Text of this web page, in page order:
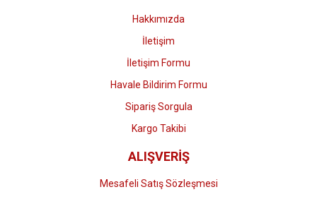
Hakkımızda
İletişim
İletişim Formu
Havale Bildirim Formu
Sipariş Sorgula
Kargo Takibi
ALIŞVERİŞ
Mesafeli Satış Sözleşmesi